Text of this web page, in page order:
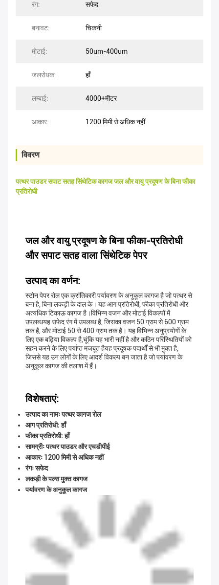
रंग: सफेद
बनावट: चिकनी
मोटाई: 50um-400um
जलरोधक: हाँ
लम्बाई: 4000+मीटर
आकार: 1200 मिमी से अधिक नहीं
विवरण
पत्थर पाउडर सपाट सतह सिंथेटिक कागज जल और वायु प्रदूषण के बिना फीका
प्रतिरोधी
जल और वायु प्रदूषण के बिना फीका-प्रतिरोधी
और सपाट सतह वाला सिंथेटिक पेपर
उत्पाद का वर्णन:
स्टोन पेपर रोल एक क्रांतिकारी पर्यावरण के अनुकूल कागज है जो पत्थर से
बना है, बिना लकड़ी के दाल के। यह आग प्रतिरोधी, फीका प्रतिरोधी और
अत्यधिक टिकाऊ कागज है।विभिन्न वजन और मोटाई विकल्पों में
उपलब्धयह सफेद रंग में उपलब्ध है, जिसका वजन 50 ग्राम से 600 ग्राम
तक है, और मोटाई 50 से 400 ग्राम तक है। यह विभिन्न अनुप्रयोगों के
लिए एक बढ़िया विकल्प है,चूंकि यह भारी नहीं है और कठिन परिस्थितियों को
सहन करने के लिए पर्याप्त मजबूत हैयह प्रदूषक पदार्थों से भी मुक्त है,
जिससे यह उन लोगों के लिए आदर्श विकल्प बन जाता है जो पर्यावरण के
अनुकूल कागज की तलाश में हैं।
विशेषताएं:
उत्पाद का नामः पत्थर कागज रोल
आग प्रतिरोधी: हाँ
फीका प्रतिरोधी: हाँ
सामग्रीः पत्थर पाउडर और एचडीपीई
आकारः 1200 मिमी से अधिक नहीं
रंगः सफेद
लकड़ी के पल्स मुक्त कागज
पर्यावरण के अनुकूल कागज